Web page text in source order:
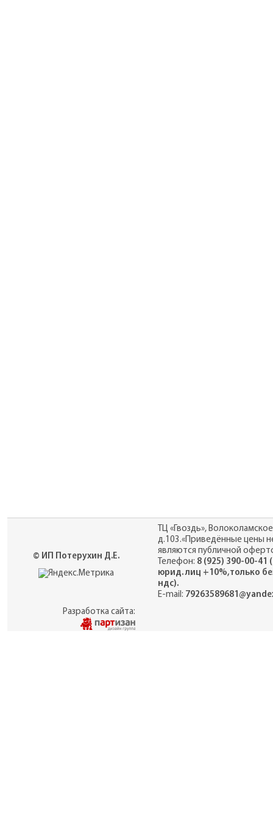
© ИП Потерухин Д.Е.
ТЦ «Гвоздь»,
д.103.«Приведённые цены
являются публичной
Телефон: 8 (925) 390-00-41
юрид. лиц +10%,только
ндс).
E-mail:
Разработка сайта: